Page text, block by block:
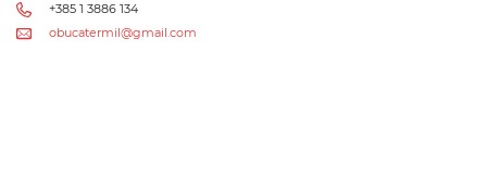
+385 1 3886 134
obucatermil@gmail.com